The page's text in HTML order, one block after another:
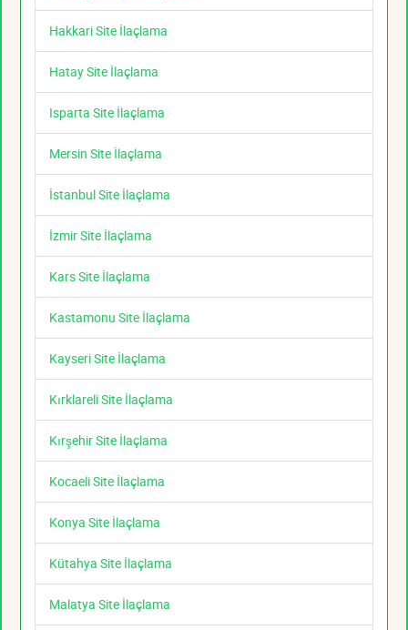
Hakkari Site İlaçlama
Hatay Site İlaçlama
Isparta Site İlaçlama
Mersin Site İlaçlama
İstanbul Site İlaçlama
İzmir Site İlaçlama
Kars Site İlaçlama
Kastamonu Site İlaçlama
Kayseri Site İlaçlama
Kırklareli Site İlaçlama
Kırşehir Site İlaçlama
Kocaeli Site İlaçlama
Konya Site İlaçlama
Kütahya Site İlaçlama
Malatya Site İlaçlama